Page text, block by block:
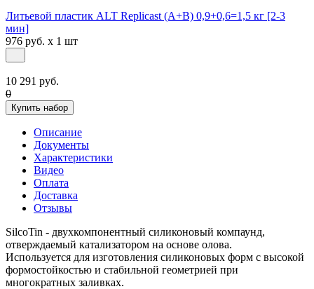
Литьевой пластик ALT Replicast (А+В) 0,9+0,6=1,5 кг [2-3
мин]
976 руб. x 1 шт
10 291 руб.
0
Купить набор
Описание
Документы
Характеристики
Видео
Оплата
Доставка
Отзывы
SilcoTin - двухкомпонентный силиконовый компаунд,
отверждаемый катализатором на основе олова.
Используется для изготовления силиконовых форм с высокой
формостойкостью и стабильной геометрией при
многократных заливках.